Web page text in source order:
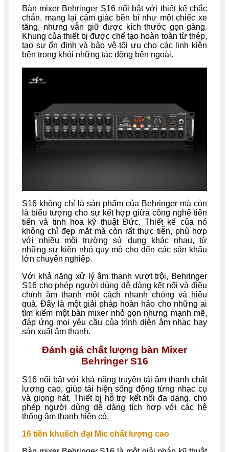
Bàn mixer Behringer S16 nổi bật với thiết kế chắc
chắn, mang lại cảm giác bền bỉ như một chiếc xe
tăng, nhưng vẫn giữ được kích thước gọn gàng.
Khung của thiết bị được chế tạo hoàn toàn từ thép,
tạo sự ổn định và bảo vệ tối ưu cho các linh kiện
bên trong khỏi những tác động bên ngoài.
S16 không chỉ là sản phẩm của Behringer mà còn
là biểu tượng cho sự kết hợp giữa công nghệ tiên
tiến và tinh hoa kỹ thuật Đức. Thiết kế của nó
không chỉ đẹp mắt mà còn rất thực tiễn, phù hợp
với nhiều môi trường sử dụng khác nhau, từ
những sự kiện nhỏ quy mô cho đến các sân khấu
lớn chuyên nghiệp.
Với khả năng xử lý âm thanh vượt trội, Behringer
S16 cho phép người dùng dễ dàng kết nối và điều
chỉnh âm thanh một cách nhanh chóng và hiệu
quả. Đây là một giải pháp hoàn hảo cho những ai
tìm kiếm một bàn mixer nhỏ gọn nhưng mạnh mẽ,
đáp ứng mọi yêu cầu của trình diễn âm nhạc hay
sản xuất âm thanh.
Đánh giá chất lượng bàn Mixer
Behringer S16
S16 nổi bật với khả năng truyền tải âm thanh chất
lượng cao, giúp tái hiện sống động từng nhạc cụ
và giọng hát. Thiết bị hỗ trợ kết nối đa dạng, cho
phép người dùng dễ dàng tích hợp với các hệ
thống âm thanh hiện có.
16 tiền khuếch đại Mic chất lượng cao